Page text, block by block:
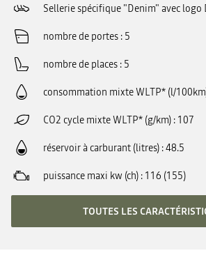
Sellerie spécifique "Denim" avec logo
nombre de portes 5
nombre de places 5
consommation mixte WLTP* (l/
CO2 cycle mixte WLTP* (g/km) 107
réservoir à carburant (litres) 48.5
puissance maxi kw (ch) 116 (155)
TOUTES LES